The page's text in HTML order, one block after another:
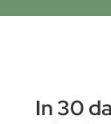
In 30